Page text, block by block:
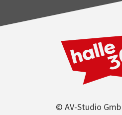
© AV-Studio